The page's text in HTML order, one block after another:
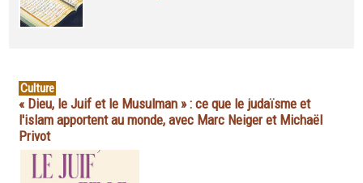
Culture
« Dieu, le Juif et le Musulman » : ce que le judaïsme et
l'islam apportent au monde, avec Marc Neiger et Michaël
Privot